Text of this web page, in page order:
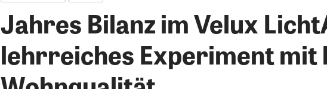
Jahres Bilanz im Velux
lehrreiches Experiment mit